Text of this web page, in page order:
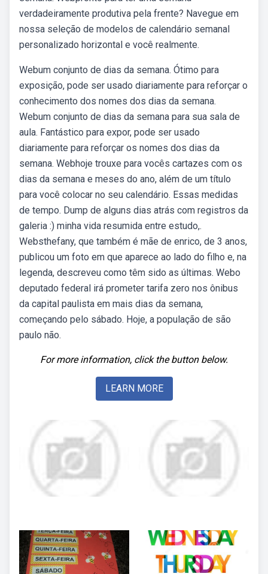
verdadeiramente produtiva pela frente? Navegue em
nossa seleção de modelos de calendário semanal
personalizado horizontal e você realmente.
Webum conjunto de dias da semana. Ótimo para
exposição, pode ser usado diariamente para reforçar o
conhecimento dos nomes dos dias da semana.
Webum conjunto de dias da semana para sua sala de
aula. Fantástico para expor, pode ser usado
diariamente para reforçar os nomes dos dias da
semana. Webhoje trouxe para vocês cartazes com os
dias da semana e meses do ano, além de um título
para você colocar no seu calendário. Essas medidas
de tempo. Dump de alguns dias atrás com registros da
galeria :) minha vida resumida entre estudo,.
Websthefany, que também é mãe de enrico, de 3 anos,
publicou um foto em que aparece ao lado do filho e, na
legenda, descreveu como têm sido as últimas. Webo
deputado federal irá prometer tarifa zero nos ônibus
da capital paulista em mais dias da semana,
começando pelo sábado. Hoje, a população de são
paulo não.
For more information, click the button below.
LEARN MORE